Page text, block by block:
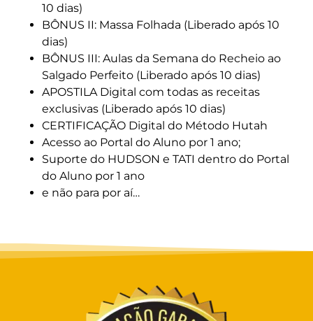
10 dias)
BÔNUS II: Massa Folhada (Liberado após 10
dias)
BÔNUS III: Aulas da Semana do Recheio ao
Salgado Perfeito (Liberado após 10 dias)
APOSTILA Digital com todas as receitas
exclusivas (Liberado após 10 dias)
CERTIFICAÇÃO Digital do Método Hutah
Acesso ao Portal do Aluno por 1 ano;
Suporte do HUDSON e TATI dentro do Portal
do Aluno por 1 ano
e não para por aí…